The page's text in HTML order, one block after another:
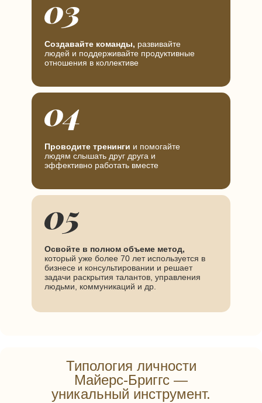
Создавайте команды, развивайте
людей и поддерживайте продуктивные
отношения в коллективе
Проводите тренинги и помогайте
людям слышать друг друга и
эффективно работать вместе
Освойте в полном объеме метод,
который уже более 70 лет используется в
бизнесе и консультировании и решает
задачи раскрытия талантов, управления
людьми, коммуникаций и др.
Типология личности
Майерс-Бриггс —
уникальный инструмент.